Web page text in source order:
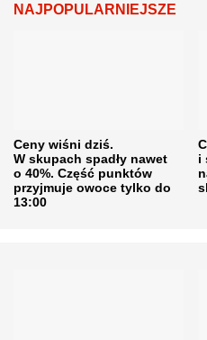
NAJPOPULARNIEJSZE
Ceny wiśni dziś.
W skupach spadły nawet
o 40%. Część punktów
przyjmuje owoce tylko do
13:00
i